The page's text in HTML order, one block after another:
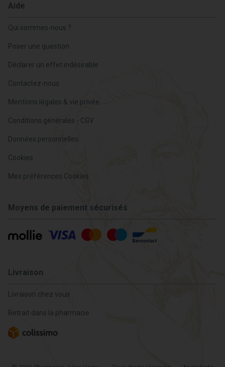
Aide
Qui sommes-nous ?
Poser une question
Déclarer un effet indésirable
Contactez-nous
Mentions légales & vie privée
Conditions générales - CGV
Données personnelles
Cookies
Mes préférences Cookies
Moyens de paiement sécurisés
Livraison
Livraison chez vous
Retrait dans la pharmacie